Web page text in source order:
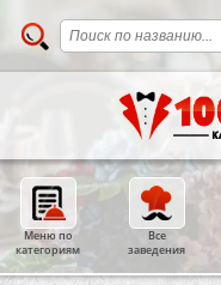
Меню по
категориям
Все
заведения